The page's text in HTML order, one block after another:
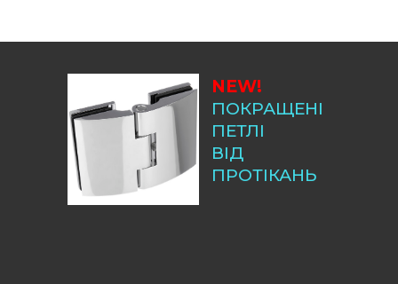
NEW!
ПОКРАЩЕНІ
ПЕТЛІ
ВІД
ПРОТІКАНЬ